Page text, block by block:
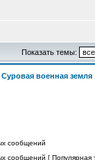
Показать темы:
Суровая военная земля
сообщений
сообщений [ Популярная